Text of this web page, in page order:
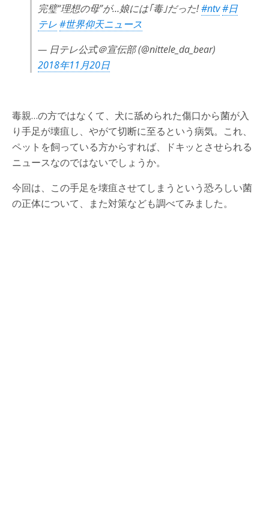
完璧“理想の母”が…娘には｢毒｣だった!#ntv#日
テレ#世界仰天ニュース
— 日テレ公式＠宣伝部 (@nittele_da_bear)
2018年11月20日
毒親…の方ではなくて、犬に舐められた傷口から菌が入
り手足が壊疽し、やがて切断に至るという病気。これ、
ペットを飼っている方からすれば、ドキッとさせられる
ニュースなのではないでしょうか。
今回は、この手足を壊疽させてしまうという恐ろしい菌
の正体について、また対策なども調べてみました。